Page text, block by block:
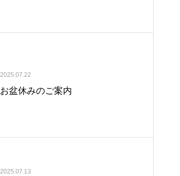
2025.07.22
お盆休みのご案内
2025.07.13